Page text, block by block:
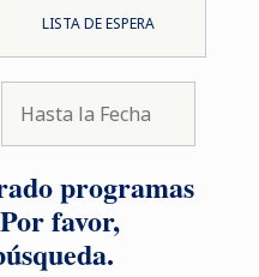
LISTA DE ESPERA
programas
favor,